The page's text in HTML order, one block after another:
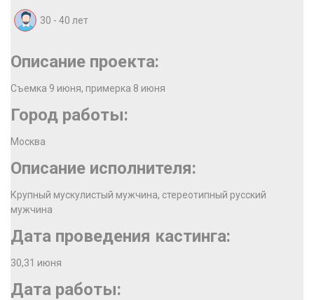
30 - 40 лет
Описание проекта:
Съемка 9 июня, примерка 8 июня
Город работы:
Москва
Описание исполнителя:
Крупный мускулистый мужчина, стереотипный русский
мужчина
Дата проведения кастинга:
30,31 июня
Дата работы: